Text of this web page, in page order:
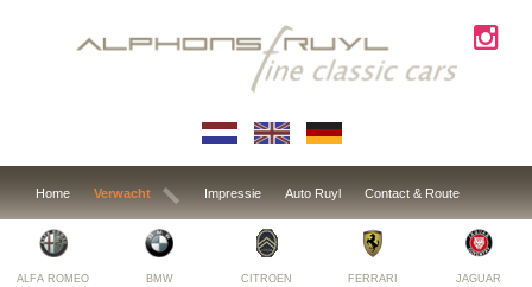
Home Verwacht Impressie Auto Ruyl Contact & Route
ALFA ROMEO BMW CITROEN FERRARI JAGUAR